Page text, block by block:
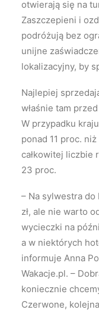
otwierają się na
Zaszczepieni i
podróżują bez
unijne
lokalizacyjny, by
Najlepiej
właśnie tam
W przypadku
ponad 11 proc.
całkowitej liczbie
23 proc.
– Na sylwestra
zł, ale nie warto
wycieczki na
a w niektórych
informuje Anna
Wakacje.pl. –
koniecznie
Czerwone,